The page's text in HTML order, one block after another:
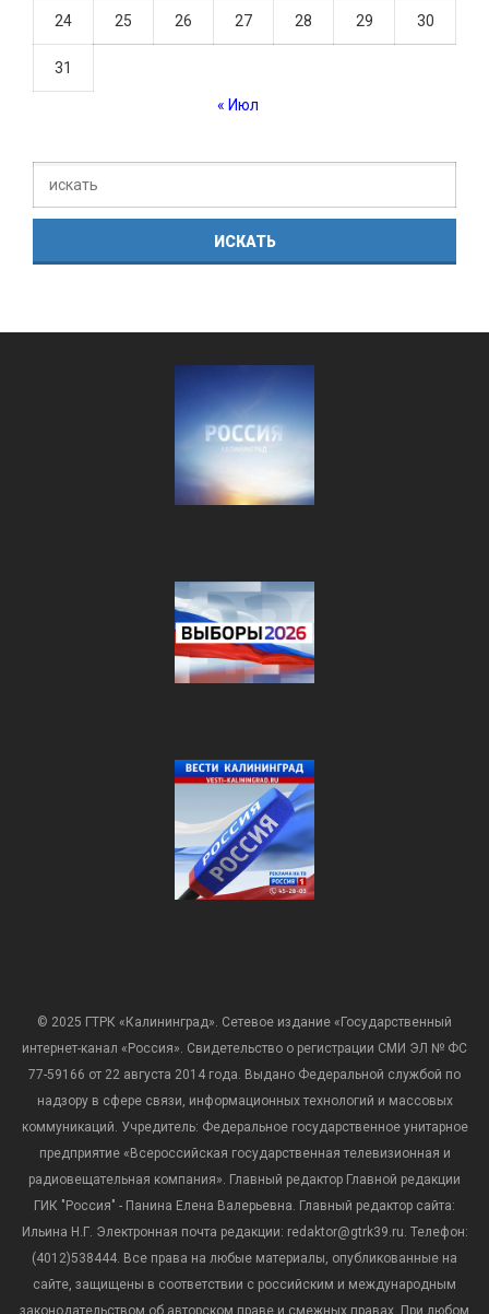
24 25 26 27 28 29 30
31
« Июл
© 2025 ГТРК «Калининград». Сетевое издание «Государственный
интернет-канал «Россия». Свидетельство о регистрации СМИ ЭЛ № ФС
77-59166 от 22 августа 2014 года. Выдано Федеральной службой по
надзору в сфере связи, информационных технологий и массовых
коммуникаций. Учредитель: Федеральное государственное унитарное
предприятие «Всероссийская государственная телевизионная и
радиовещательная компания». Главный редактор Главной редакции
ГИК "Россия" - Панина Елена Валерьевна. Главный редактор сайта:
Ильина Н.Г. Электронная почта редакции: redaktor@gtrk39.ru. Телефон:
(4012)538444. Все права на любые материалы, опубликованные на
сайте, защищены в соответствии с российским и международным
законодательством об авторском праве и смежных правах. При любом